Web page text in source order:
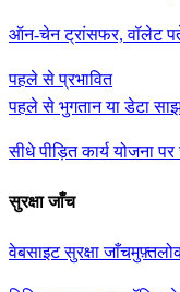
ऑन-चेन ट्रांसफर, वॉलेट
पहले से प्रभावित
पहले से भुगतान या डेटा
सीधे पीड़ित कार्य योजना पर
सुरक्षा जाँच
वेबसाइट सुरक्षा जाँचमुफ़्त